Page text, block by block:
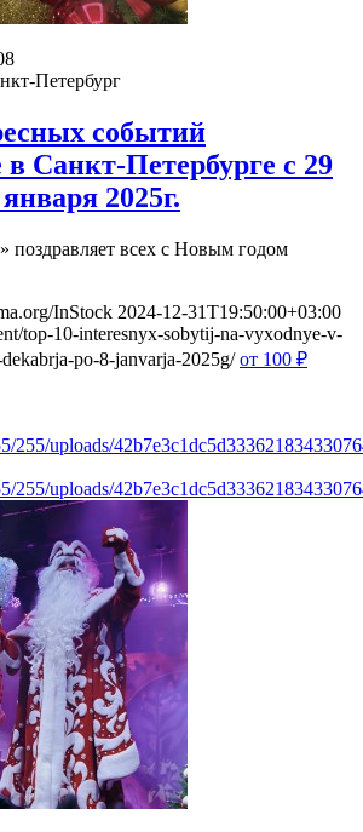
Петербург
событий
Санкт-Петербурге с 29
2025г.
поздравляет всех с Новым годом
InStock 2024-12-31T19:50:00+03:00
top-10-interesnyx-sobytij-na-vyxodnye-v-
po-8-janvarja-2025g/ от 100 ₽
255/uploads/
255/uploads/